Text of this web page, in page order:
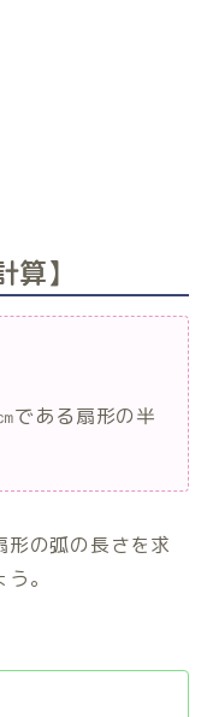
】
である扇形の半
の弧の長さを求
。